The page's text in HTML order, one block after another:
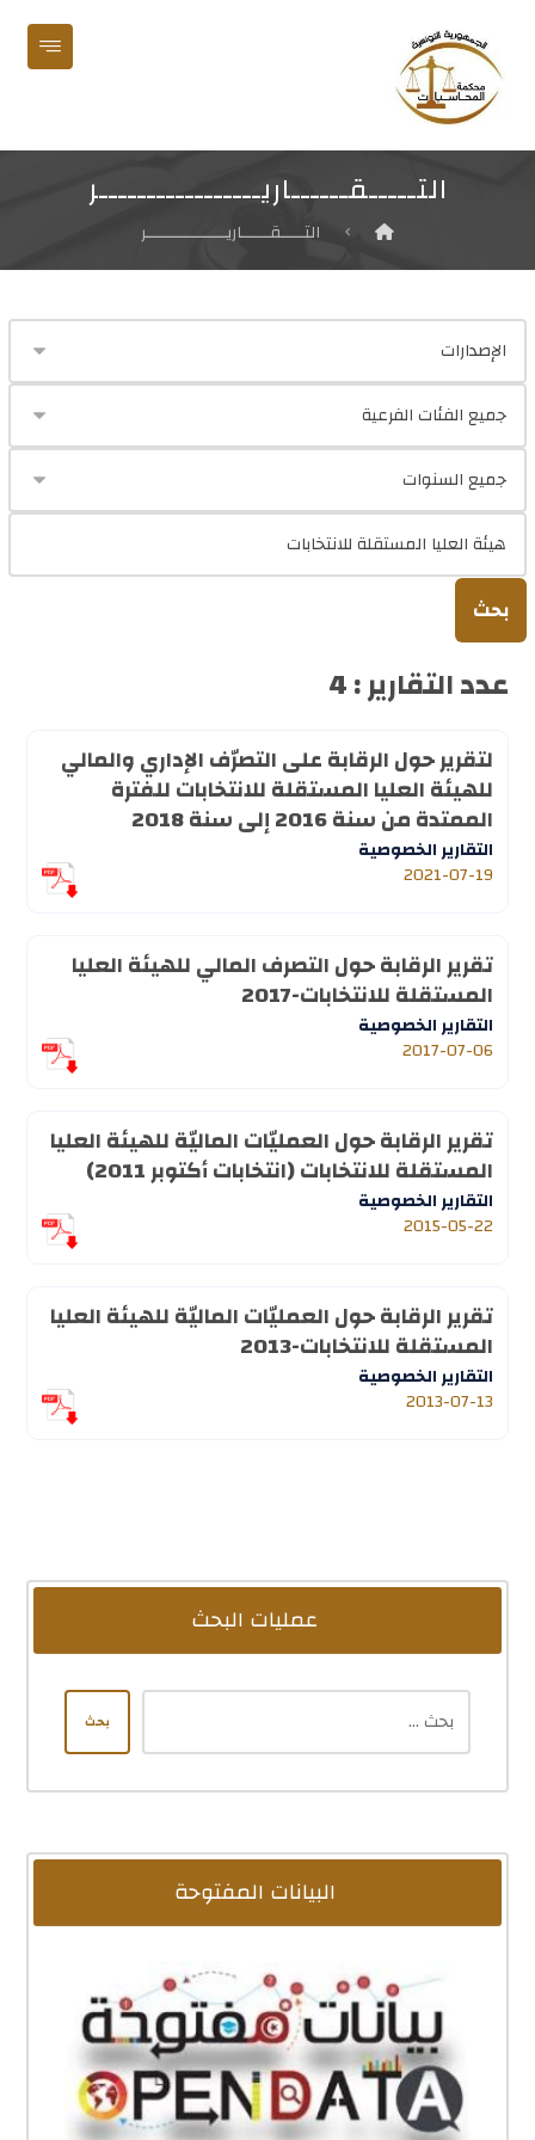
التـــــقــــــاريـــــــــــــــــر
التـــــقــــــاريـــــــــــــــــر
بحث
عدد التقارير : 4
لتقرير حول الرقابة على التصرّف الإداري والمالي
للهيئة العليا المستقلة للانتخابات للفترة
الممتدة من سنة 2016 إلى سنة 2018
التقارير الخصوصية
2021-07-19
تقرير الرقابة حول التصرف المالي للهيئة العليا
المستقلة للانتخابات-2017
التقارير الخصوصية
2017-07-06
تقرير الرقابة حول العمليّات الماليّة للهيئة العليا
المستقلة للانتخابات (انتخابات أكتوبر 2011)
التقارير الخصوصية
2015-05-22
تقرير الرقابة حول العمليّات الماليّة للهيئة العليا
المستقلة للانتخابات-2013
التقارير الخصوصية
2013-07-13
عمليات البحث
بحث
البيانات المفتوحة